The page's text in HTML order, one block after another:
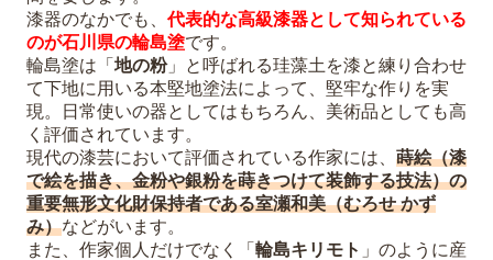
漆器のなかでも、代表的な高級漆器として知られている
のが石川県の輪島塗です。
輪島塗は「 地の粉」と呼ばれる珪藻土を漆と練り合わせ
て下地に用いる本堅地塗法によって、堅牢な作りを実
現。日常使いの器としてはもちろん、美術品としても高
く評価されています。
現代の漆芸において評価されている作家には、 蒔絵（漆
で絵を描き、金粉や銀粉を蒔きつけて装飾する技法）の
重要無形文化財保持者である室瀬和美（むろせ かず
み）などがいます。
また、作家個人だけでなく「 輪島キリモト 」のように産